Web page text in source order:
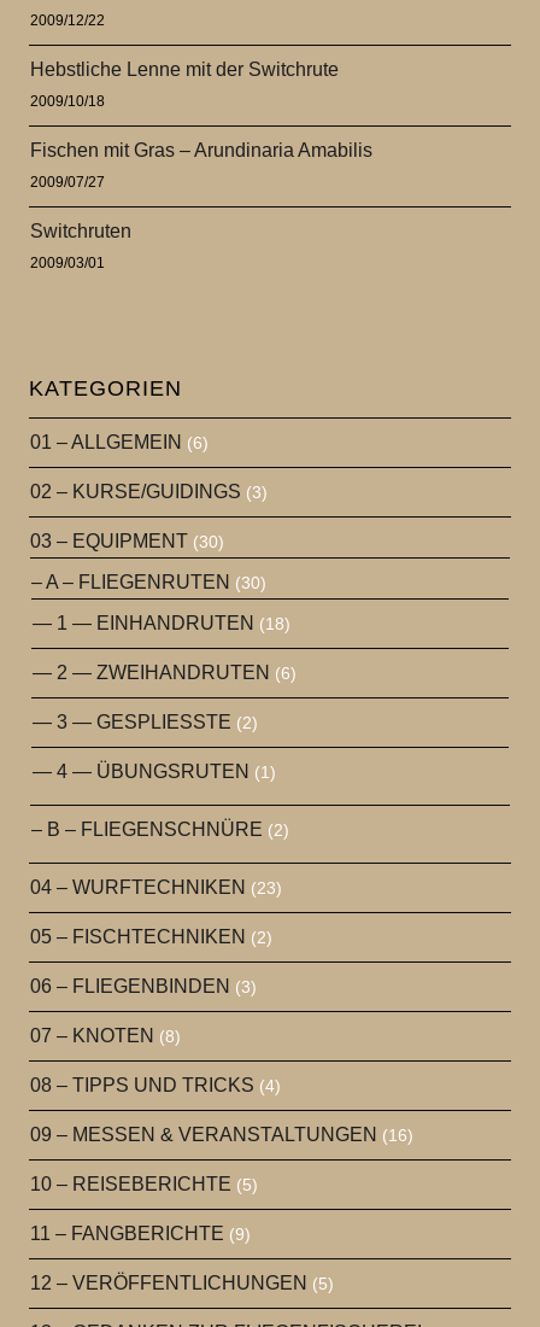
2009/12/22
Hebstliche Lenne mit der Switchrute
2009/10/18
Fischen mit Gras – Arundinaria Amabilis
2009/07/27
Switchruten
2009/03/01
KATEGORIEN
01 – ALLGEMEIN (6)
02 – KURSE/GUIDINGS (3)
03 – EQUIPMENT (30)
– A – FLIEGENRUTEN (30)
— 1 — EINHANDRUTEN (18)
— 2 — ZWEIHANDRUTEN (6)
— 3 — GESPLIESSTE (2)
— 4 — ÜBUNGSRUTEN (1)
– B – FLIEGENSCHNÜRE (2)
04 – WURFTECHNIKEN (23)
05 – FISCHTECHNIKEN (2)
06 – FLIEGENBINDEN (3)
07 – KNOTEN (8)
08 – TIPPS UND TRICKS (4)
09 – MESSEN & VERANSTALTUNGEN (16)
10 – REISEBERICHTE (5)
11 – FANGBERICHTE (9)
12 – VERÖFFENTLICHUNGEN (5)